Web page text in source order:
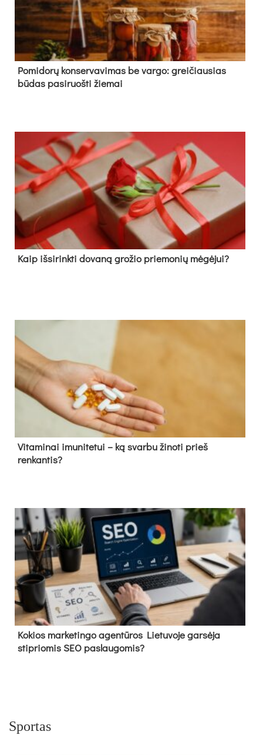
Pomidorų konservavimas be vargo: greičiausias
būdas pasiruošti žiemai
Kaip išsirinkti dovaną grožio priemonių mėgėjui?
Vitaminai imunitetui – ką svarbu žinoti prieš
renkantis?
Kokios marketingo agentūros Lietuvoje garsėja
stipriomis SEO paslaugomis?
Sportas